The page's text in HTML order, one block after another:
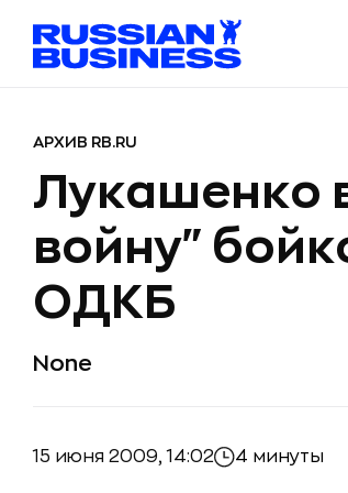
АРХИВ RB.RU
Лукашенко
войну"
ОДКБ
None
15 июня 2009, 14:02 4 минуты